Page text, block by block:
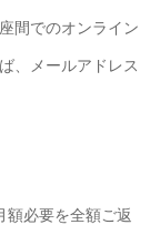
間でのオンライン
、メールアドレス
額必要を全額ご返